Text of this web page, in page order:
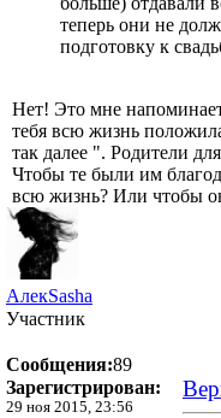
теперь они не
подготовку к
Нет! Это мне
тебя всю жизнь
так далее ". Родители
Чтобы те были им
всю жизнь? Или чтобы
АлекSasha
Участник
Сообщения:89
Зарегистрирован:
29 ноя 2015, 23:56